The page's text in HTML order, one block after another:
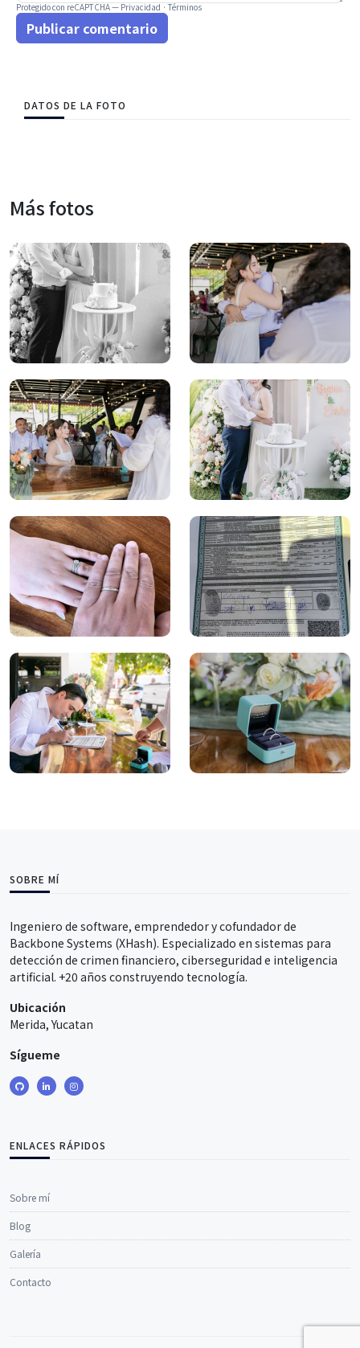
Protegido con reCAPTCHA —Privacidad·Términos
Publicar comentario
DATOS DE LA FOTO
Más fotos
SOBRE MÍ
Ingeniero de software, emprendedor y cofundador de
Backbone Systems (XHash). Especializado en sistemas para
detección de crimen financiero, ciberseguridad e inteligencia
artificial. +20 años construyendo tecnología.
Ubicación
Merida, Yucatan
Sígueme
ENLACES RÁPIDOS
Sobre mí
Blog
Galería
Contacto